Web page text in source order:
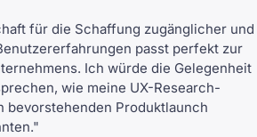
für die Schaffung zugänglicher und
passt perfekt zur
Ich würde die Gelegenheit
wie meine UX-Research-
bevorstehenden Produktlaunch